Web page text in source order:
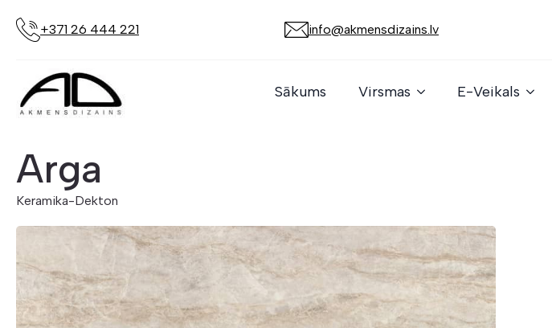
+371 26 444 221 info@akmensdizains.lv
Sākums Virsmas E-Veikals
Arga
Keramika-Dekton